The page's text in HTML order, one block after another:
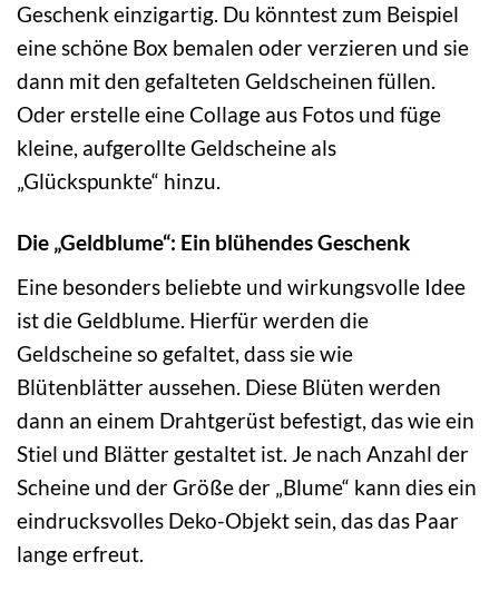
Geschenk einzigartig. Du könntest zum Beispiel
eine schöne Box bemalen oder verzieren und sie
dann mit den gefalteten Geldscheinen füllen.
Oder erstelle eine Collage aus Fotos und füge
kleine, aufgerollte Geldscheine als
„Glückspunkte“ hinzu.
Die „Geldblume“: Ein blühendes Geschenk
Eine besonders beliebte und wirkungsvolle Idee
ist die Geldblume. Hierfür werden die
Geldscheine so gefaltet, dass sie wie
Blütenblätter aussehen. Diese Blüten werden
dann an einem Drahtgerüst befestigt, das wie ein
Stiel und Blätter gestaltet ist. Je nach Anzahl der
Scheine und der Größe der „Blume“ kann dies ein
eindrucksvolles Deko-Objekt sein, das das Paar
lange erfreut.